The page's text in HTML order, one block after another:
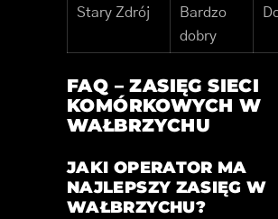
Stary Zdrój
Bardzo
dobry
FAQ – ZASIĘG SIECI
KOMÓRKOWYCH W
WAŁBRZYCHU
JAKI OPERATOR MA
NAJLEPSZY ZASIĘG W
WAŁBRZYCHU?